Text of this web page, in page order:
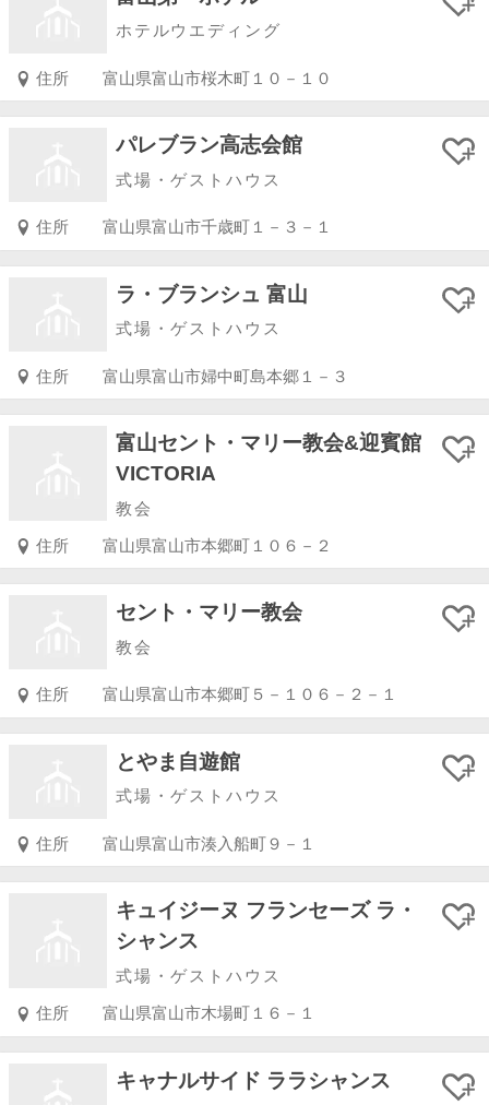
ホテルウエディング
住所 富山県富山市桜木町１０－１０
パレブラン高志会館
式場・ゲストハウス
住所 富山県富山市千歳町１－３－１
ラ・ブランシュ 富山
式場・ゲストハウス
住所 富山県富山市婦中町島本郷１－３
富山セント・マリー教会&迎賓館
VICTORIA
教会
住所 富山県富山市本郷町１０６－２
セント・マリー教会
教会
住所 富山県富山市本郷町５－１０６－２－１
とやま自遊館
式場・ゲストハウス
住所 富山県富山市湊入船町９－１
キュイジーヌ フランセーズ ラ・
シャンス
式場・ゲストハウス
住所 富山県富山市木場町１６－１
キャナルサイド ララシャンス